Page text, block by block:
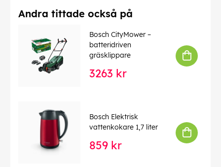
Andra tittade också på
Bosch CityMower –
batteridriven
gräsklippare
3263 kr
Bosch Elektrisk
vattenkokare 1,7 liter
859 kr